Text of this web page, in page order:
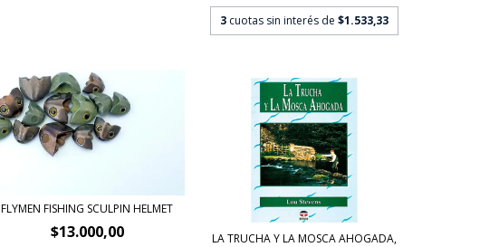
3 cuotas sin interés de$1.533,33
FLYMEN FISHING SCULPIN HELMET
$13.000,00
LA TRUCHA Y LA MOSCA AHOGADA,